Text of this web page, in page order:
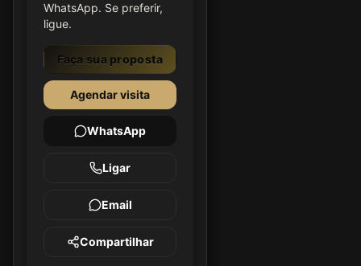
WhatsApp. Se preferir,
ligue.
Faça sua proposta
Agendar visita
WhatsApp
Ligar
Email
Compartilhar